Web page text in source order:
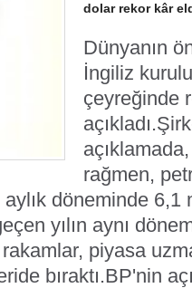
dolar rekor kâr
Dünyanın
İngiliz
çeyreğinde
açıkladı.
rağmen,
aylık döneminde
yılın aynı
piyasa
bıraktı.BP'nin